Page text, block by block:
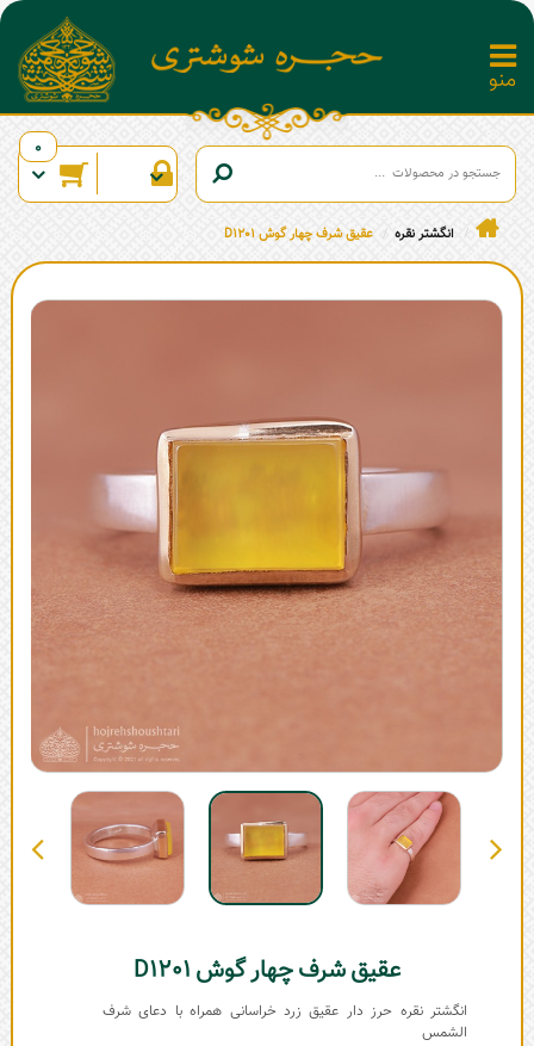
0
انگشتر نقره عقیق شرف چهار گوش D1201
عقیق شرف چهار گوش D1201
انگشتر نقره حرز دار عقیق زرد خراسانی همراه با دعای شرف
الشمس